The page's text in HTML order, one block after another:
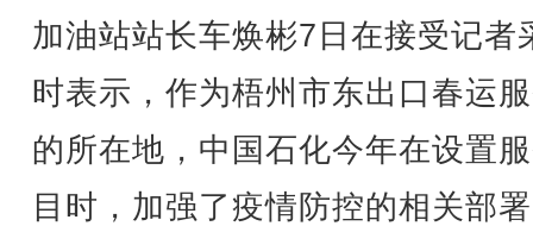
加油站站长车焕彬7日在接受记者
时表示，作为梧州市东出口春运
的所在地，中国石化今年在设置
目时，加强了疫情防控的相关部